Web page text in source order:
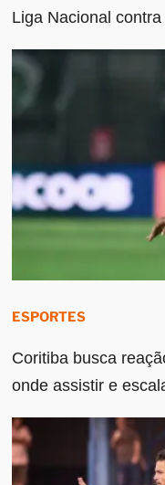
Liga Nacional
ESPORTES
Coritiba busca
onde assistir e